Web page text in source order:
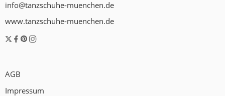
info@tanzschuhe-muenchen.de
www.tanzschuhe-muenchen.de
AGB
Impressum